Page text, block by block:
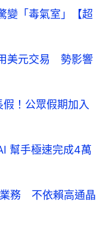
「毒氣室」【超
美元交易 勢影響
假！公眾假期加入
幫手極速完成4萬
務 不依賴高通晶